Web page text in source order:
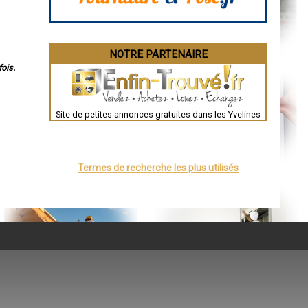
NOTRE PARTENAIRE
Site de petites annonces gratuites dans les Yvelines
Termes de recherche les plus utilisés